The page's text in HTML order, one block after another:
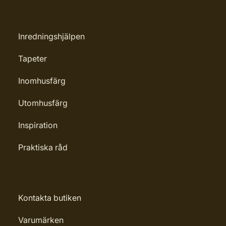
Leverantörens artikelnummer:
Inredningshjälpen
Tapeter
Inomhusfärg
Utomhusfärg
Inspiration
Praktiska råd
Kontakta butiken
Varumärken